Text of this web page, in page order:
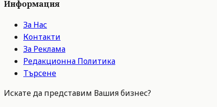
Информация
За Нас
Контакти
За Реклама
Редакционна Политика
Търсене
Искате да представим Вашия бизнес?